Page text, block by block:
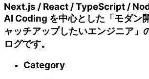
Next.js / React / TypeScript /
AI Coding を中心とした「モダン
ャッチアップしたいエンジニア」
ログです。
Category